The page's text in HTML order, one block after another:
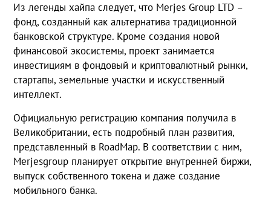
Из легенды хайпа следует, что Merjes Group LTD –
фонд, созданный как альтернатива традиционной
банковской структуре. Кроме создания новой
финансовой экосистемы, проект занимается
инвестициям в фондовый и криптовалютный рынки,
стартапы, земельные участки и искусственный
интеллект.
Официальную регистрацию компания получила в
Великобритании, есть подробный план развития,
представленный в RoadMap. В соответствии с ним,
Merjesgroup планирует открытие внутренней биржи,
выпуск собственного токена и даже создание
мобильного банка.